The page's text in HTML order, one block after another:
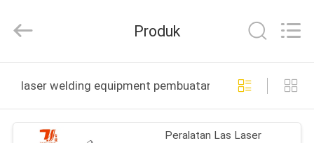
PRODUK
Company
Limited.
Reserved.
Produk
laser welding equipment pembuatan online
Peralatan Las Laser